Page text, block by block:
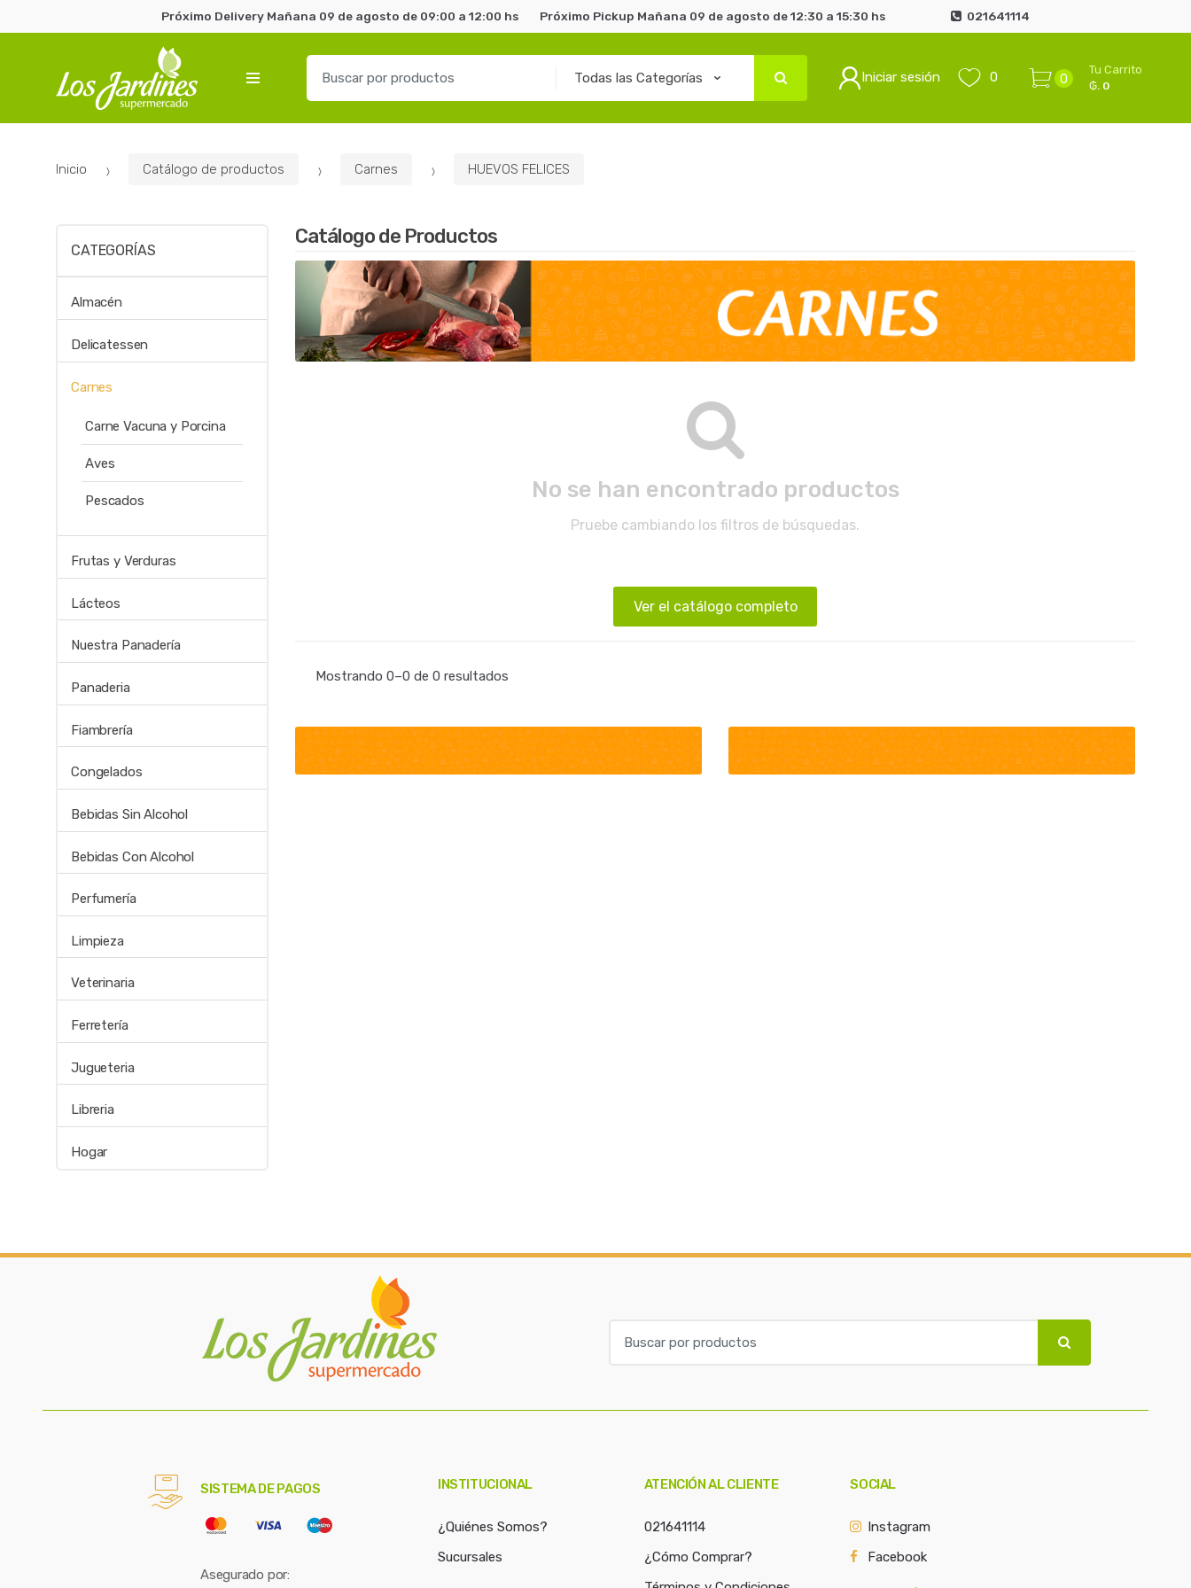
Próximo Delivery Mañana 09 de agosto de 09:00 a 12:00 hs Próximo Pickup Mañana 09 de agosto de 12:30 a 15:30 hs 021641114
r
Iniciar sesión 0 0
Tu Carrito
₲. 0
Inicio Catálogo de productos Carnes HUEVOS FELICES
Catálogo de Productos
No se han encontrado productos
Pruebe cambiando los filtros de búsquedas.
Ver el catálogo completo
Mostrando 0–0 de 0 resultados
CATEGORÍAS
Almacén
Delicatessen
Carnes
Carne Vacuna y Porcina
Aves
Pescados
Frutas y Verduras
Lácteos
Nuestra Panadería
Panaderia
Fiambrería
Congelados
Bebidas Sin Alcohol
Bebidas Con Alcohol
Perfumería
Limpieza
Veterinaria
Ferretería
Jugueteria
Libreria
Hogar
a
SISTEMA DE PAGOS
Asegurado por:
INSTITUCIONAL
¿Quiénes Somos?
Sucursales
ATENCIÓN AL CLIENTE
021641114
¿Cómo Comprar?
SOCIAL
Instagram
Facebook